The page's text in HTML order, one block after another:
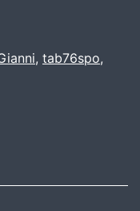
, tab76spo,